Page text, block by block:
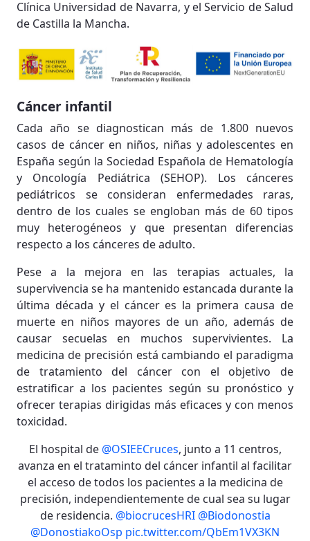
Clínica Universidad de Navarra, y el Servicio de Salud
de Castilla la Mancha.
Cáncer infantil
Cada año se diagnostican más de 1.800 nuevos
casos de cáncer en niños, niñas y adolescentes en
España según la Sociedad Española de Hematología
y Oncología Pediátrica (SEHOP). Los cánceres
pediátricos se consideran enfermedades raras,
dentro de los cuales se engloban más de 60 tipos
muy heterogéneos y que presentan diferencias
respecto a los cánceres de adulto.
Pese a la mejora en las terapias actuales, la
supervivencia se ha mantenido estancada durante la
última década y el cáncer es la primera causa de
muerte en niños mayores de un año, además de
causar secuelas en muchos supervivientes. La
medicina de precisión está cambiando el paradigma
de tratamiento del cáncer con el objetivo de
estratificar a los pacientes según su pronóstico y
ofrecer terapias dirigidas más eficaces y con menos
toxicidad.
El hospital de @OSIEECruces, junto a 11 centros,
avanza en el trataminto del cáncer infantil al facilitar
el acceso de todos los pacientes a la medicina de
precisión, independientemente de cual sea su lugar
de residencia. @biocrucesHRI @Biodonostia
@DonostiakoOsp pic.twitter.com/QbEm1VX3KN